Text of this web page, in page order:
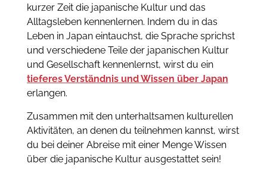
kurzer Zeit die japanische Kultur und das
Alltagsleben kennenlernen. Indem du in das
Leben in Japan eintauchst, die Sprache sprichst
und verschiedene Teile der japanischen Kultur
und Gesellschaft kennenlernst, wirst du ein
tieferes Verständnis und Wissen über Japan
erlangen.
Zusammen mit den unterhaltsamen kulturellen
Aktivitäten, an denen du teilnehmen kannst, wirst
du bei deiner Abreise mit einer Menge Wissen
über die japanische Kultur ausgestattet sein!